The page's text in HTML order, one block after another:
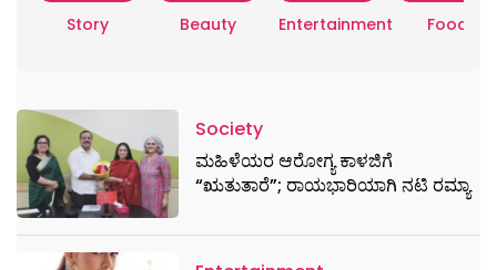
Story Beauty Entertainment Food
Society
ಮಹಿಳೆಯರ ಆರೋಗ್ಯ ಕಾಳಜಿಗೆ
“ಋತುತಾರೆ”; ರಾಯಭಾರಿಯಾಗಿ ನಟಿ ರಮ್ಯಾ